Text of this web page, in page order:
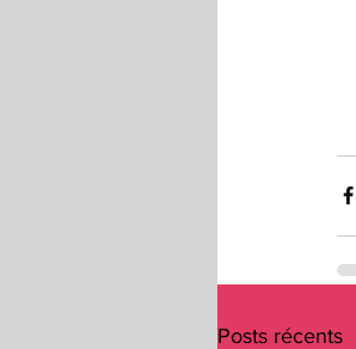
Posts récents